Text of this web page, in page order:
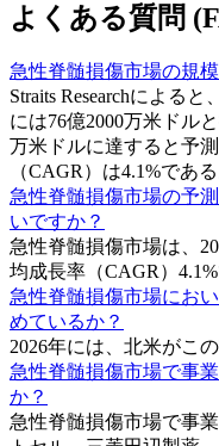
よくある質問
急性脊髄損傷市場の規
Straits Researchによる
には76億2000万米ドル
万米ドルに達すると予
（CAGR）は4.1%である
急性脊髄損傷市場の予
いですか？
急性脊髄損傷市場は、
均成長率（CAGR）
急性脊髄損傷市場にお
めているか？
2026年には、北米がこ
急性脊髄損傷市場で事
か？
急性脊髄損傷市場で事